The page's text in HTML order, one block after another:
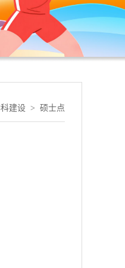
建设 > 硕士点